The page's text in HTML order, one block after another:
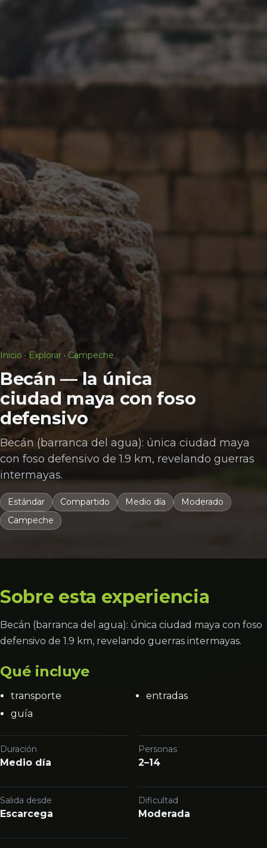
Inicio · Explorar · Campeche
Becán — la única
ciudad maya con foso
defensivo
Becán (barranca del agua): única ciudad maya
con foso defensivo de 1.9 km, revelando guerras
intermayas.
Estándar Compartido Medio día
Moderado
Campeche
Sobre esta experiencia
Becán (barranca del agua): única ciudad maya con foso
defensivo de 1.9 km, revelando guerras intermayas.
Qué incluye
transporte
guía
entradas
Duración
Medio día
Personas
2–14
Salida desde
Escarcega
Dificultad
Moderada